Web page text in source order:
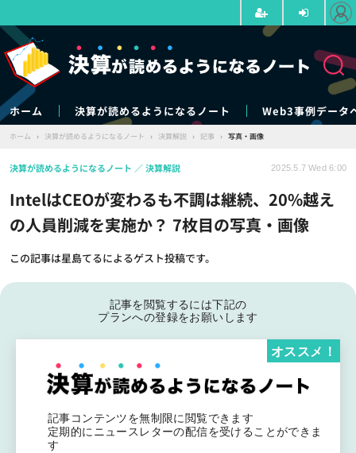
ホーム 決算が読めるようになるノート Web3事例データ
ホーム › 決算が読めるようになるノート › 決算解説 › 記事 › 写真・画像
IntelはCEOが変わるも不調は継続、20%越え
の人員削減を実施か？ 7枚目の写真・画像
この記事は星島てるによるゲスト投稿です。
決算が読めるようになるノート 決算解説 2025.5.7 Wed 6:00
記事を閲覧するには下記の
プランへの登録をお願いします
記事コンテンツを無制限に閲覧できます
定期的にニュースレターの配信を受けることができま
す
オススメ！